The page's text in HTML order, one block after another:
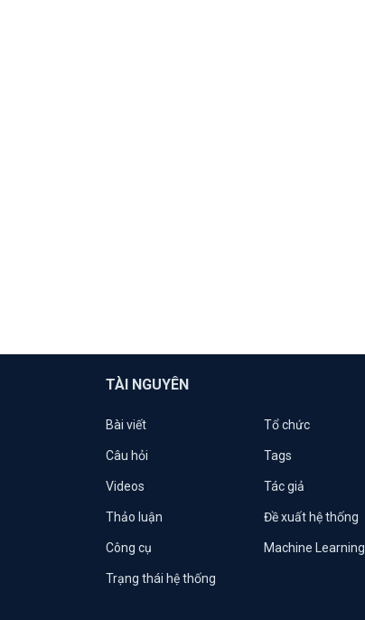
TÀI NGUYÊN
Bài viết Tổ chức
Câu hỏi Tags
Videos Tác giả
Thảo luận Đề xuất hệ thống
Công cụ Machine Learning
Trạng thái hệ thống